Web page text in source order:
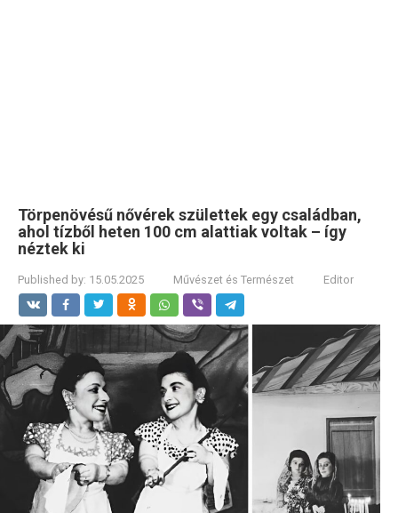
Törpenövésű nővérek születtek egy családban,
ahol tízből heten 100 cm alattiak voltak – így
néztek ki
Published by: 15.05.2025 Művészet és Természet Editor